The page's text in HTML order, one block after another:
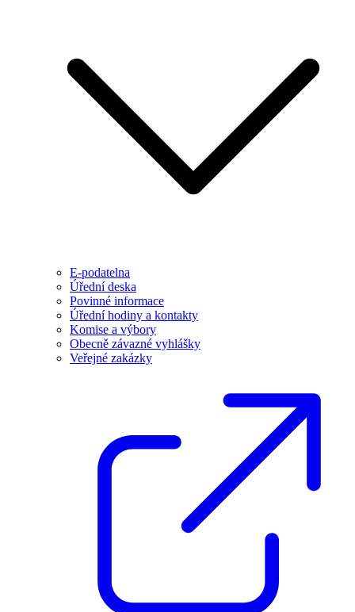
E-podatelna
Úřední deska
Povinné informace
Úřední hodiny a kontakty
Komise a výbory
Obecně závazné vyhlášky
Veřejné zakázky